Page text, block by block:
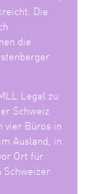
Die
die
Legal zu
Schweiz
vier Büros in
Ausland, in
Ort für